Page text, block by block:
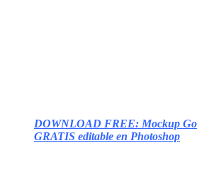
DOWNLOAD FREE: Mockup
GRATIS editable en Photoshop